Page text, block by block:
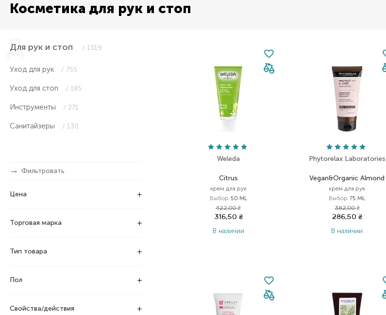
Косметика для рук и стоп
Для рук и стоп / 1319
Уход для рук / 755
Уход для стоп / 185
Инструменты / 271
Санитайзеры / 130
Фильтровать
Цена
Торговая марка
Тип товара
Пол
Свойства/действия
Weleda
Citrus
крем для рук
Выбор 50 ML
422,00₴
316,50 ₴
В наличии
Phytorelax Laboratories
Vegan&Organic Almond
крем для рук
Выбор 75 ML
382,00₴
286,50 ₴
В наличии